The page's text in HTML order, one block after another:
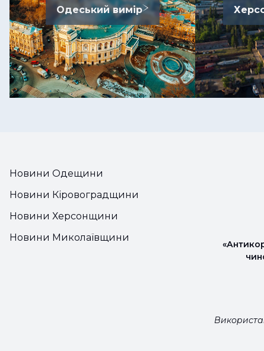
Одеський вимір
Новини Одещини
Новини Кіровоградщини
Новини Херсонщини
Новини Миколаївщини